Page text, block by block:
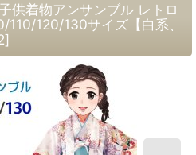
供着物アンサンブル レトロ
120/130サイズ【白系、
]